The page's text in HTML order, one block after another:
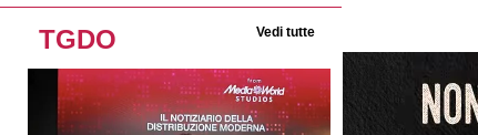
TGDO Vedi tutte